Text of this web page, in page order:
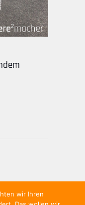
wir Ihren